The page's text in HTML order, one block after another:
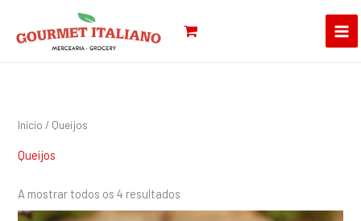
content
Início / Queijos
Queijos
A mostrar todos os 4 resultados